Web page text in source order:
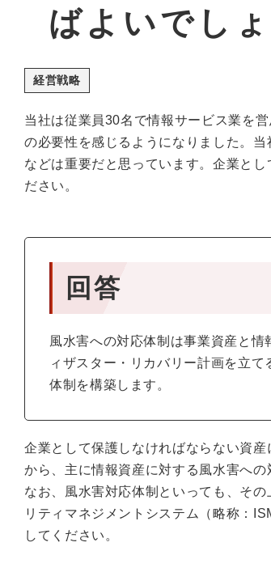
ばよいでしょ
経営戦略
当社は従業員30名で情報サービス業を
の必要性を感じるようになりました。
などは重要だと思っています。企業と
ださい。
回答
風水害への対応体制は事業資産と
ィザスター・リカバリー計画を立
体制を構築します。
企業として保護しなければならない資
から、主に情報資産に対する風水害へ
なお、風水害対応体制といっても、そ
リティマネジメントシステム（略称：
してください。